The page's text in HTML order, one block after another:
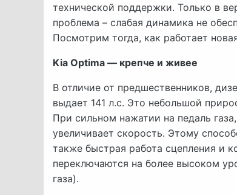
технической поддержки. Только в
проблема – слабая динамика не
Посмотрим тогда, как работает
Kia Optima — крепче и живее
В отличие от предшественников,
выдает 141 л.с. Это небольшой
При сильном нажатии на педаль
увеличивает скорость. Этому
также быстрая работа сцепления и
переключаются на более высоком
газа).